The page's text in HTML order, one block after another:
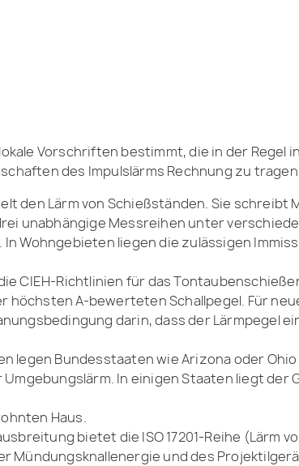
Vorschriften bestimmt, die in der Regel
des Impulslärms Rechnung zu
den Lärm von Schießständen. Sie schreibt
unabhängige Messreihen unter
Wohngebieten liegen die zulässigen
CIEH-Richtlinien für das
höchsten A-bewerteten Schallpegel. Für
darin, dass der Lärmpegel
legen Bundesstaaten wie Arizona oder
Umgebungslärm. In einigen Staaten liegt der
Haus.
bietet die ISO 17201-Reihe (Lärm
Mündungsknallenergie und des